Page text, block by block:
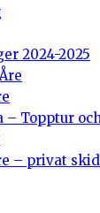
2024-2025
– Topptur
– privat